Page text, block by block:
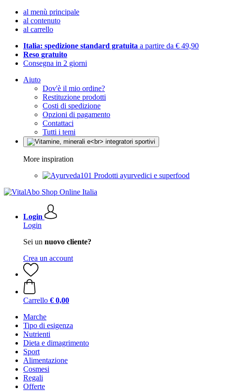
al menù principale
al contenuto
al carrello
Italia: spedizione standard gratuita a partire da € 49,90
Reso gratuito
Consegna in 2 giorni
Aiuto
Dov'è il mio ordine?
Restituzione prodotti
Costi di spedizione
Opzioni di pagamento
Contattaci
Tutti i temi
More inspiration
Prodotti ayurvedici e superfood
Login
Login
Sei un nuovo cliente?
Crea un account
Carrello € 0,00
Marche
Tipo di esigenza
Nutrienti
Dieta e dimagrimento
Sport
Alimentazione
Cosmesi
Regali
Offerte